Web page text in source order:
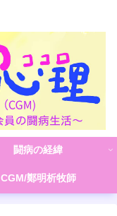
闘病の経緯
CGM/鄭明析牧師